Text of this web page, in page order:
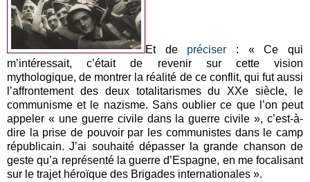
Et de préciser : « Ce qui
m’intéressait, c’était de revenir sur cette vision
mythologique, de montrer la réalité de ce conflit, qui fut aussi
l’affrontement des deux totalitarismes du XXe siècle, le
communisme et le nazisme. Sans oublier ce que l’on peut
appeler « une guerre civile dans la guerre civile », c’est-à-
dire la prise de pouvoir par les communistes dans le camp
républicain. J’ai souhaité dépasser la grande chanson de
geste qu’a représenté la guerre d’Espagne, en me focalisant
sur le trajet héroïque des Brigades internationales ».